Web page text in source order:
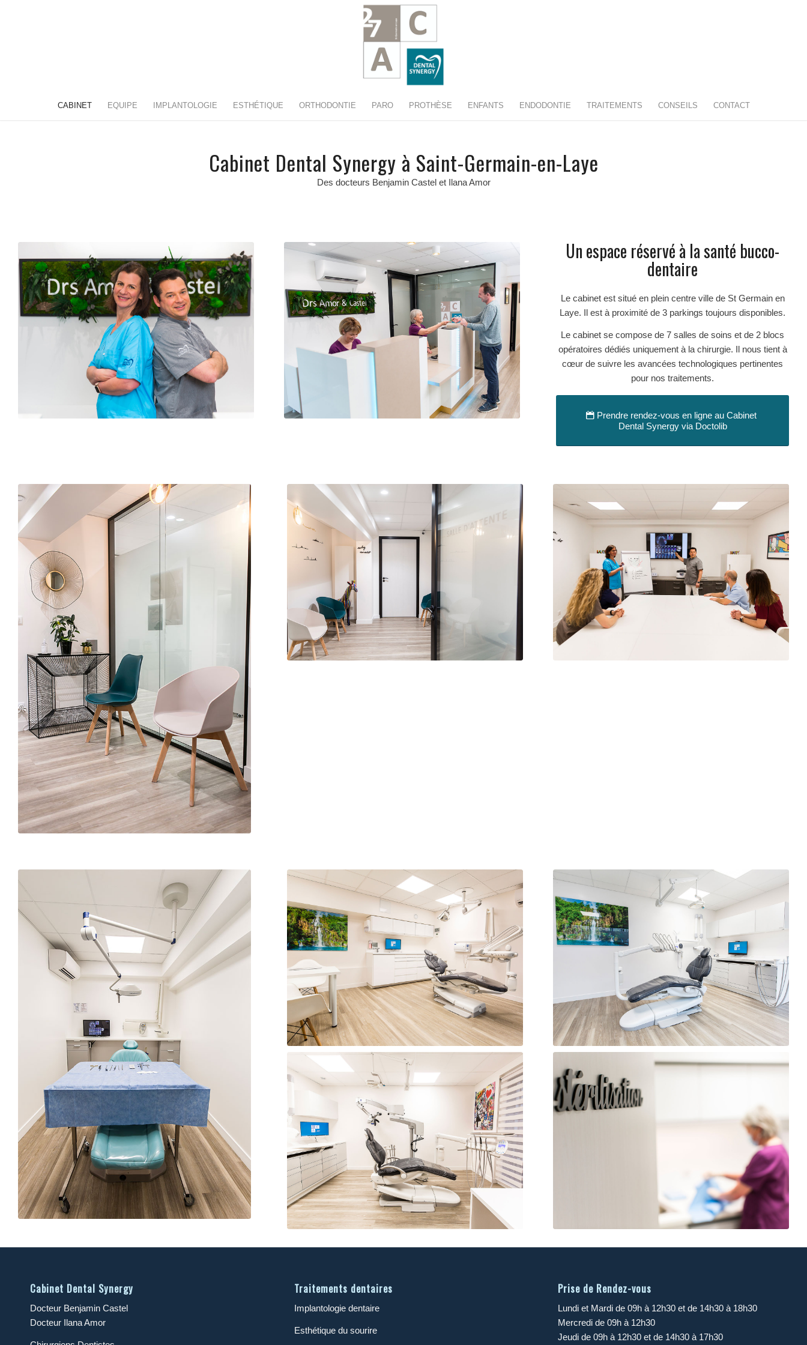
CABINET EQUIPE IMPLANTOLOGIE ESTHÉTIQUE ORTHODONTIE PARO PROTHÈSE ENFANTS ENDODONTIE TRAITEMENTS CONSEILS CONTACT
Cabinet Dental Synergy à Saint-Germain-en-Laye
Des docteurs Benjamin Castel et Ilana Amor
Cabinet Dental Synergy Accueil Espace Alpha
Un espace réservé à la santé bucco-
dentaire
Le cabinet est situé en plein centre ville de St Germain en
Laye. Il est à proximité de 3 parkings toujours disponibles.
Le cabinet se compose de 7 salles de soins et de 2 blocs
opératoires dédiés uniquement à la chirurgie. Il nous tient à
cœur de suivre les avancées technologiques pertinentes
pour nos traitements.
Prendre rendez-vous en ligne au Cabinet
Dental Synergy via Doctolib
Salle d’attente
Salle d’attente Espace de réunion
Bloc de chirurgie
Salle de soin
Salle de soin
Salle de soins
Cabinet Dental Synergy
Docteur Benjamin Castel
Docteur Ilana Amor
Traitements dentaires
Implantologie dentaire
Esthétique du sourire
Prise de Rendez-vous
Lundi et Mardi de 09h à 12h30 et de 14h30 à 18h30
Mercredi de 09h à 12h30
Jeudi de 09h à 12h30 et de 14h30 à 17h30